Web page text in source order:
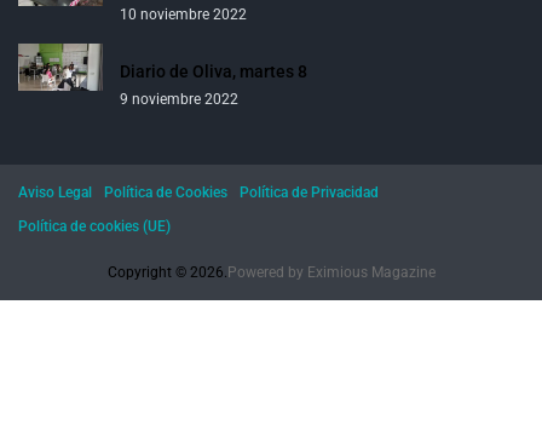
10 noviembre 2022
Diario de Oliva, martes 8
9 noviembre 2022
Copyright © 2026. Powered by Eximious Magazine
Aviso Legal Política de Cookies
Política de Privacidad
Política de cookies (UE)